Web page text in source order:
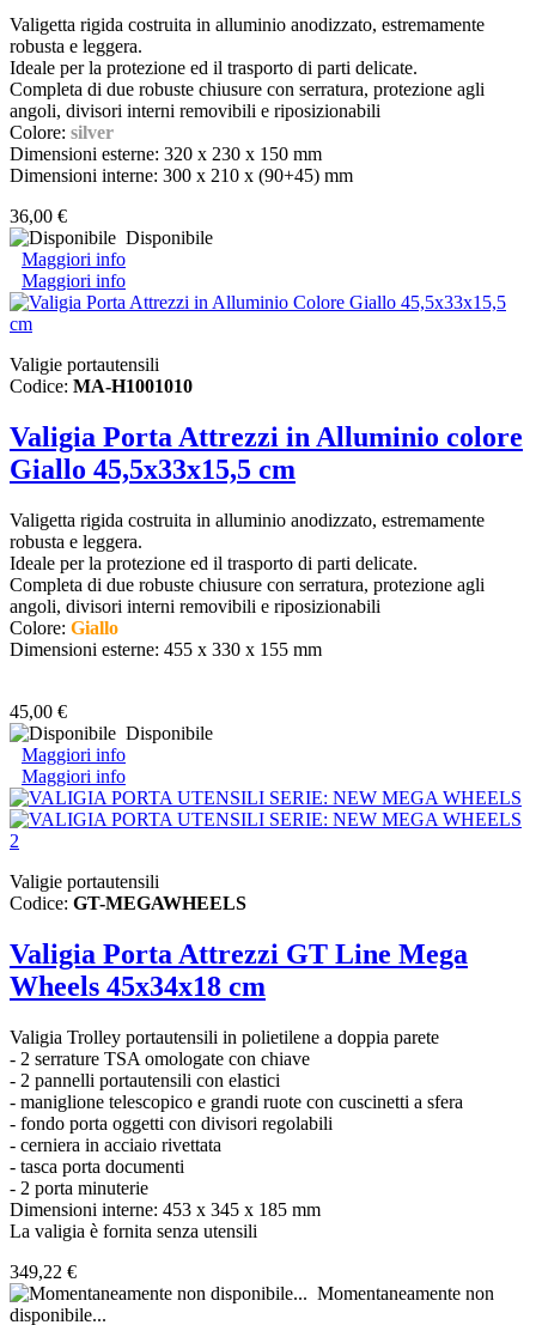
Valigetta rigida costruita in alluminio anodizzato, estremamente
robusta e leggera.
Ideale per la protezione ed il trasporto di parti delicate.
Completa di due robuste chiusure con serratura, protezione agli
angoli, divisori interni removibili e riposizionabili
Colore: silver
Dimensioni esterne: 320 x 230 x 150 mm
Dimensioni interne: 300 x 210 x (90+45) mm
36,00 €
Disponibile
Maggiori info
Maggiori info
Valigie portautensili
Codice: MA-H1001010
Valigia Porta Attrezzi in Alluminio colore
Giallo 45,5x33x15,5 cm
Valigetta rigida costruita in alluminio anodizzato, estremamente
robusta e leggera.
Ideale per la protezione ed il trasporto di parti delicate.
Completa di due robuste chiusure con serratura, protezione agli
angoli, divisori interni removibili e riposizionabili
Colore: Giallo
Dimensioni esterne: 455 x 330 x 155 mm
45,00 €
Disponibile
Maggiori info
Maggiori info
Valigie portautensili
Codice: GT-MEGAWHEELS
Valigia Porta Attrezzi GT Line Mega
Wheels 45x34x18 cm
Valigia Trolley portautensili in polietilene a doppia parete
- 2 serrature TSA omologate con chiave
- 2 pannelli portautensili con elastici
- maniglione telescopico e grandi ruote con cuscinetti a sfera
- fondo porta oggetti con divisori regolabili
- cerniera in acciaio rivettata
- tasca porta documenti
- 2 porta minuterie
Dimensioni interne: 453 x 345 x 185 mm
La valigia è fornita senza utensili
349,22 €
Momentaneamente non
disponibile...